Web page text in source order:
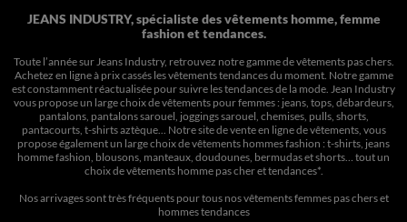
JEANS INDUSTRY, spécialiste des vêtements homme, femme
fashion et tendances.
Toute l’année sur Jeans Industry, retrouvez notre gamme de vêtements pas chers.
Achetez en ligne à prix cassés les vêtements tendances du moment. Notre gamme
est constamment réactualisée pour suivre les tendances de la mode. Jean Industry
vous propose un large choix de vêtements pour femmes : jeans, tops, débardeurs,
pantalons, pantalons sarouel, joggings sarouel, chemises, pulls, shorts,
pantacourts, t-shirts aztèque... Notre site de vente en ligne de vêtements, vous
propose également un large choix de vêtements hommes fashion : t-shirts, jeans
homme fashion, blousons, manteaux, doudounes, bermudas et shorts… tout un
choix devêtements homme pas cher et tendances*.
Nos arrivages sont très fréquents pour tous nosvêtements femmes pas cherset
hommes tendances